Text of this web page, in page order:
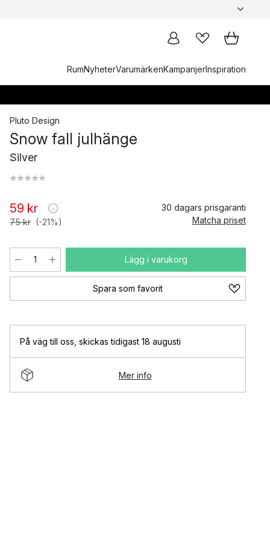
RumNyheterVarumärkenKampanjerInspiration
Pluto Design
Snow fall julhänge
Silver
59 kr
75 kr (-21%)
30 dagars prisgaranti
Matcha priset
Lägg i varukorg
Spara som favorit
På väg till oss skickas tidigast 18 augusti
Mer info